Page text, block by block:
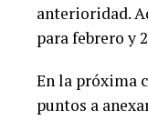
anterioridad.
para febrero y
En la próxima
puntos a